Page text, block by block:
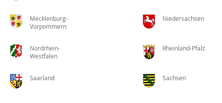
Mecklenburg-
Vorpommern
Niedersachsen
Nordrhein-
Westfalen
Rheinland-Pfalz
Saarland Sachsen